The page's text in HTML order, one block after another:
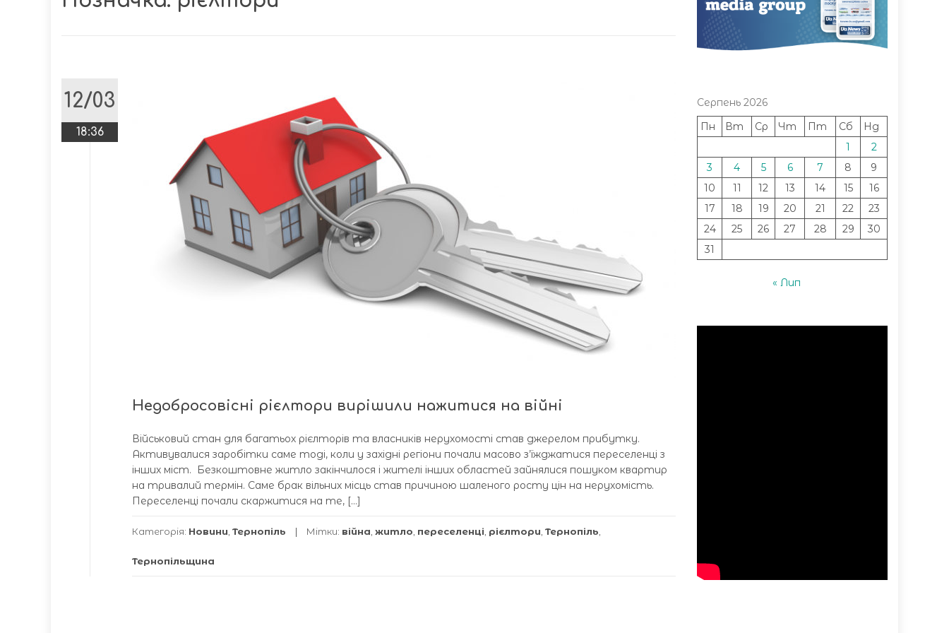
12/03
18:36
Недобросовісні рієлтори вирішили нажитися на війні
Військовий стан для багатьох рієлторів та власників нерухомості став джерелом прибутку.
Активувалися заробітки саме тоді, коли у західні регіони почали масово з’їжджатися переселенці з
інших міст. Безкоштовне житло закінчилося і жителі інших областей зайнялися пошуком квартир
на тривалий термін. Саме брак вільних місць став причиною шаленого росту цін на нерухомість.
Переселенці почали скаржитися на те, […]
Категорія: Новини Тернопіль Мітки: війна житло переселенці рієлтори Тернопіль
Тернопільщина
Серпень 2026
Пн
Вт Ср Чт Пт Сб
Нд
1
2
3
4 5 6 7 8
9
10
11 12 13 14 15
16
17
18 19 20 21 22
23
24
25 26 27 28 29
30
31
« Лип